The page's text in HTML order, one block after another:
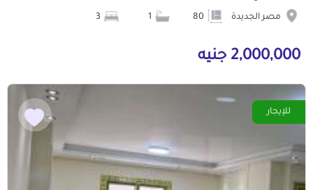
مصر الجديدة
2,000,000 جنيه
للإيجار